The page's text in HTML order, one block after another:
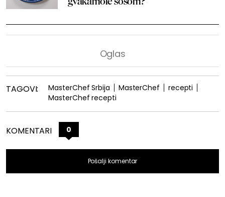
TAGOVI: MasterChef Srbija MasterChef
recepti
MasterChef recepti
KOMENTARI 0
Pošalji komentar